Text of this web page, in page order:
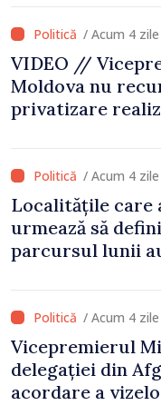
/ Acum 4 zile
VIDEO //
Moldova nu
privatizare
/ Acum 4 zile
Localitățile care
urmează să
parcursul lunii
/ Acum 4 zile
Vicepremierul
delegației din
acordare a